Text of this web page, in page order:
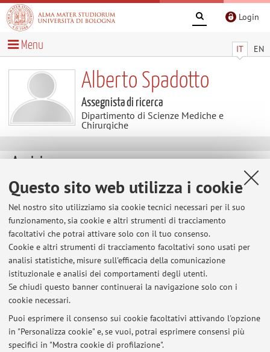
Questo sito web utilizza i cookie
Nel nostro sito utilizziamo sia cookie tecnici necessari per il suo
funzionamento, sia cookie e altri strumenti di tracciamento
facoltativi che potrai attivare solo con il tuo consenso.
Cookie e altri strumenti di tracciamento facoltativi sono usati per
analisi statistiche, misure sull'efficacia della comunicazione
istituzionale e analisi dei comportamenti degli utenti.
Se chiudi questo banner continuerai la navigazione solo con i
cookie necessari.
Puoi esprimere il consenso sui cookie facoltativi attivando l'opzione
in "Personalizza cookie" e, se vuoi, potrai esprimere consensi più
specifici in "Mostra cookie di profilazione".
Login
IT EN
Menu
Alberto Spadotto
Assegnista di ricerca
Dipartimento di Scienze Mediche e
Chirurgiche
Avvisi
Al momento non sono presenti avvisi.
Area riservata
Accedi tramite login per gestire tutti i contenuti del sito.
© 2026 - ALMA MATER STUDIORUM - Università di Bologna - Via
Privacy|Note legali|Impostazioni Cookie